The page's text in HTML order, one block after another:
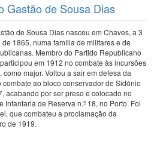
Gastão de Sousa Dias
de Sousa Dias nasceu em Chaves, a 3
1865, numa família de militares e de
Membro do Partido Republicano
em 1912 no combate às incursões
como major. Voltou a sair em defesa da
combate ao bloco conservador de Sidónio
acabando por ser preso e colocado no
Infantaria de Reserva n.º 18, no Porto. Foi
que combateu a proclamação da
de 1919.